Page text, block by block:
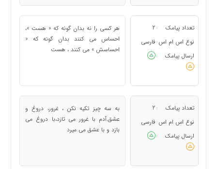
تعداد پیامک :
2
نوع اس ام اس : فارسی
ارسال پیامک
:
هر کسی را نه بدان گونه که « هست »،
احساس می کنند بدان گونه که «
احساسش » می کنند ، هست
تعداد پیامک :
2
نوع اس ام اس : فارسی
ارسال پیامک
:
به سه چیز تکیه نکن ، غرور، دروغ و
عشق.آدم با غرور می تازد،با دروغ می
بازد و با عشق می میرد